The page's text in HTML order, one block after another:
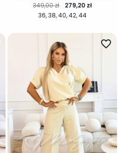
36 38 40 42 44
Cena regularna
349,00 zł Cena
279,20 zł
favorite_border